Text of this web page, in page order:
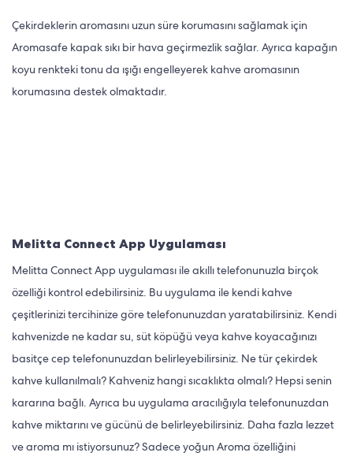
Çekirdeklerin aromasını uzun süre korumasını sağlamak için
Aromasafe kapak sıkı bir hava geçirmezlik sağlar. Ayrıca kapağın
koyu renkteki tonu da ışığı engelleyerek kahve aromasının
korumasına destek olmaktadır.
Melitta Connect App Uygulaması
Melitta Connect App uygulaması ile akıllı telefonunuzla birçok
özelliği kontrol edebilirsiniz. Bu uygulama ile kendi kahve
çeşitlerinizi tercihinize göre telefonunuzdan yaratabilirsiniz. Kendi
kahvenizde ne kadar su, süt köpüğü veya kahve koyacağınızı
basitçe cep telefonunuzdan belirleyebilirsiniz. Ne tür çekirdek
kahve kullanılmalı? Kahveniz hangi sıcaklıkta olmalı? Hepsi senin
kararına bağlı. Ayrıca bu uygulama aracılığıyla telefonunuzdan
kahve miktarını ve gücünü de belirleyebilirsiniz. Daha fazla lezzet
ve aroma mı istiyorsunuz? Sadece yoğun Aroma özelliğini